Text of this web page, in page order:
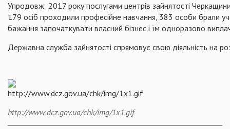
Упродовж 2017 року послугами центрів зайнятості
179 осіб проходили професійне навчання, 383 особи брали
бажання започаткувати власний бізнес і їм одноразово
Державна служба зайнятості спрямовує свою діяльність на
http://www.dcz.gov.ua/chk/img/1x1.gif